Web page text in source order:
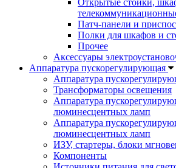
Открытые стойки,
Патч-панели и
Полки для шкафов и
Прочее
Аксессуары
Аппаратура пускорегулирующая
Аппаратура
Трансформаторы освещения
Аппаратура
люминесцентных ламп
Аппаратура
люминесцентных ламп
ИЗУ, стартеры, блоки
Компоненты